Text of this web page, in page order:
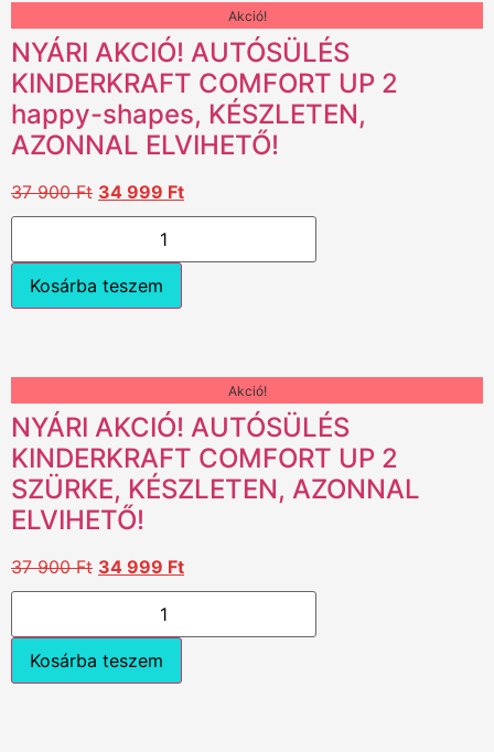
Akció!
NYÁRI AKCIÓ! AUTÓSÜLÉS
KINDERKRAFT COMFORT UP 2
happy-shapes, KÉSZLETEN,
AZONNAL ELVIHETŐ!
37 900Ft 34 999 Ft
Kosárba teszem
Akció!
NYÁRI AKCIÓ! AUTÓSÜLÉS
KINDERKRAFT COMFORT UP 2
SZÜRKE, KÉSZLETEN, AZONNAL
ELVIHETŐ!
37 900Ft 34 999 Ft
Kosárba teszem